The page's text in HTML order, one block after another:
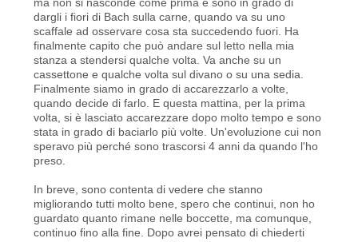
dargli i fiori di Bach sulla carne, quando va su uno
scaffale ad osservare cosa sta succedendo fuori. Ha
finalmente capito che può andare sul letto nella mia
stanza a stendersi qualche volta. Va anche su un
cassettone e qualche volta sul divano o su una sedia.
Finalmente siamo in grado di accarezzarlo a volte,
quando decide di farlo. E questa mattina, per la prima
volta, si è lasciato accarezzare dopo molto tempo e sono
stata in grado di baciarlo più volte. Un'evoluzione cui non
speravo più perché sono trascorsi 4 anni da quando l'ho
preso.
In breve, sono contenta di vedere che stanno
migliorando tutti molto bene, spero che continui, non ho
guardato quanto rimane nelle boccette, ma comunque,
continuo fino alla fine. Dopo avrei pensato di chiederti